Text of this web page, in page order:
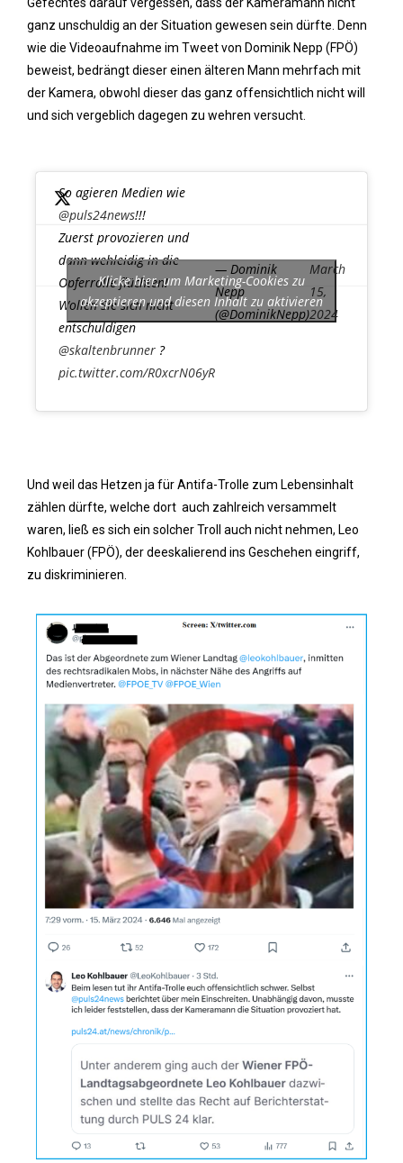
ganz unschuldig an der Situation gewesen sein dürfte. Denn
wie die Videoaufnahme im Tweet von Dominik Nepp (FPÖ)
beweist, bedrängt dieser einen älteren Mann mehrfach mit
der Kamera, obwohl dieser das ganz offensichtlich nicht will
und sich vergeblich dagegen zu wehren versucht.
So agieren Medien wie
@puls24news!!!
Zuerst provozieren und
dann wehleidig in die
Opferrolle flüchten!
Wollen Sie sich nicht
entschuldigen
@skaltenbrunner?
pic.twitter.com/R0xcrN06yR
— Dominik
Nepp
(@DominikNepp)
March
15,
2024
Klicke hier, um Marketing-Cookies zu
akzeptieren und diesen Inhalt zu aktivieren
Und weil das Hetzen ja für Antifa-Trolle zum Lebensinhalt
zählen dürfte, welche dort auch zahlreich versammelt
waren, ließ es sich ein solcher Troll auch nicht nehmen, Leo
Kohlbauer (FPÖ), der deeskalierend ins Geschehen eingriff,
zu diskriminieren.